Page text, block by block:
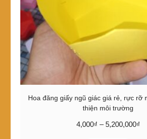
Hoa đăng giấy ngũ giác giá rẻ, rực rỡ
thiện môi trường
4,000₫ – 5,200,000₫